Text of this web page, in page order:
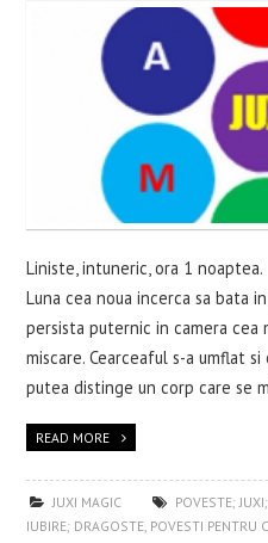
EVENIMENTE
CONTACT
Liniste, intuneric, ora 1 noaptea.
Luna cea noua incerca sa bata
persista puternic in camera cea
miscare. Cearceaful s-a umflat
putea distinge un corp care se
READ MORE
JUXI MAGIC
POVESTE;
IUBIRE; DRAGOSTE, POVESTI PENTRU